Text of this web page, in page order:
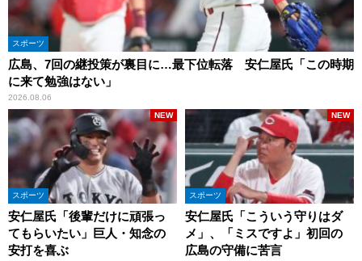
スポーツ
広島、7回の継投策が裏目に…最下位転落 安仁屋氏「この時期
に来て勉強はない」
2026.08.06
スポーツ
安仁屋氏「後輩だけに頑張っ
てもらいたい」巨人・知念の
安打を喜ぶ
NEW
スポーツ
安仁屋氏「こういう守りはダ
メ」、「ミスですよ」初回の
広島の守備に苦言
NEW